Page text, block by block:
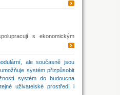
s ekonomickým
ale současně jsou
systém přizpůsobit
systém do budoucna
uživatelské prostředí i